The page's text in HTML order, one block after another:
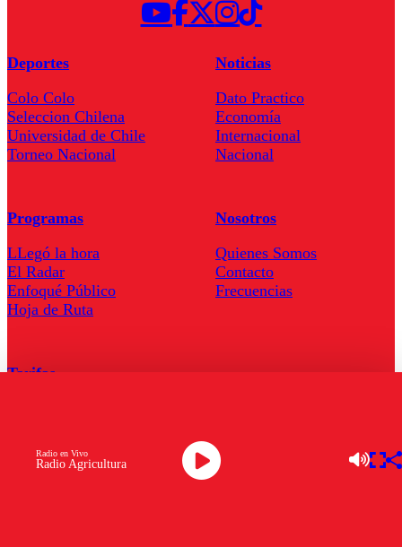
Radio Agricultura
Radio en Vivo
Deportes
Colo Colo
Seleccion Chilena
Universidad de Chile
Torneo Nacional
Noticias
Dato Practico
Economía
Internacional
Nacional
Programas
LLegó la hora
El Radar
Enfoqué Público
Hoja de Ruta
Nosotros
Quienes Somos
Contacto
Frecuencias
Tarifas